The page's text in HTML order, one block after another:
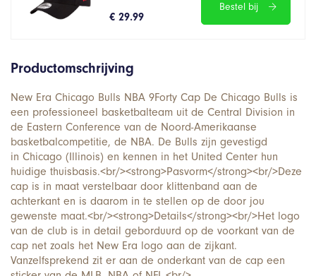
€ 29.99
Bestel bij
Productomschrijving
New Era Chicago Bulls NBA 9Forty Cap De Chicago Bulls is
een professioneel basketbalteam uit de Central Division in
de Eastern Conference van de Noord-Amerikaanse
basketbalcompetitie, de NBA. De Bulls zijn gevestigd
in Chicago (Illinois) en kennen in het United Center hun
huidige thuisbasis.<br/><strong>Pasvorm</strong><br/>Deze
cap is in maat verstelbaar door klittenband aan de
achterkant en is daarom in te stellen op de door jou
gewenste maat.<br/><strong>Details</strong><br/>Het logo
van de club is in detail geborduurd op de voorkant van de
cap net zoals het New Era logo aan de zijkant.
Vanzelfsprekend zit er aan de onderkant van de cap een